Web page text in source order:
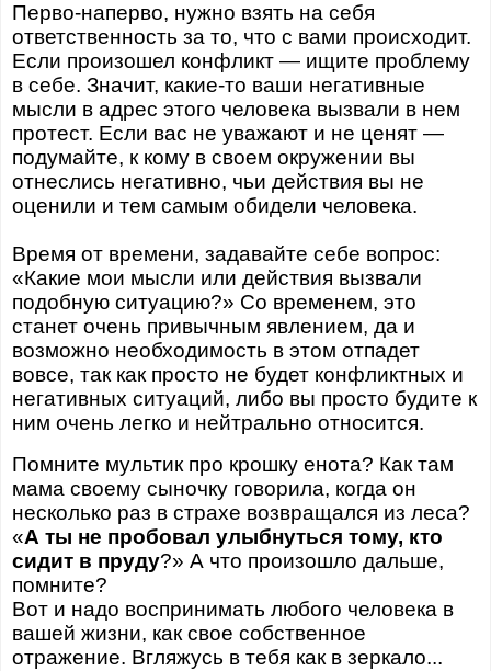
Перво-наперво, нужно взять на себя
ответственность за то, что с вами происходит.
Если произошел конфликт — ищите проблему
в себе. Значит, какие-то ваши негативные
мысли в адрес этого человека вызвали в нем
протест. Если вас не уважают и не ценят —
подумайте, к кому в своем окружении вы
отнеслись негативно, чьи действия вы не
оценили и тем самым обидели человека.
Время от времени, задавайте себе вопрос:
«Какие мои мысли или действия вызвали
подобную ситуацию?» Со временем, это
станет очень привычным явлением, да и
возможно необходимость в этом отпадет
вовсе, так как просто не будет конфликтных и
негативных ситуаций, либо вы просто будите к
ним очень легко и нейтрально относится.
Помните мультик про крошку енота? Как там
мама своему сыночку говорила, когда он
несколько раз в страхе возвращался из леса?
«А ты не пробовал улыбнуться тому, кто
сидит в пруду?» А что произошло дальше,
помните?
Вот и надо воспринимать любого человека в
вашей жизни, как свое собственное
отражение. Вгляжусь в тебя как в зеркало...